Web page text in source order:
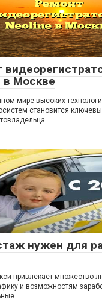
в Москве
мире высоких
становится
нужен для
привлекает множество
и возможностям